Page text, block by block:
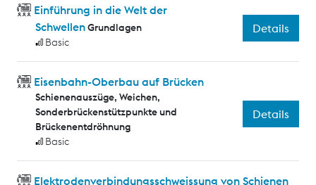
Einführung in die Welt der
SchwellenGrundlagen
Basic
Details
Eisenbahn-Oberbau auf Brücken
Schienenauszüge, Weichen,
Sonderbrückenstützpunkte und
Brückenentdröhnung
Basic
Details
Elektrodenverbindungsschweissung von Schienen